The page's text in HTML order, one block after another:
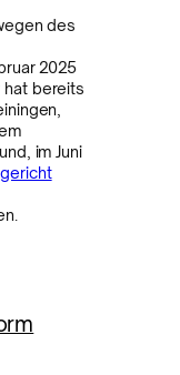
des
2025
bereits
und, im Juni